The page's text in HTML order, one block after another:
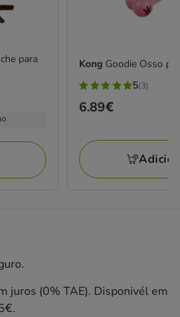
para
Kong Goodie Osso
5
estrelas
3
avaliações
5(3)
Preço
6.89€
juros (0% TAE). Disponivél em